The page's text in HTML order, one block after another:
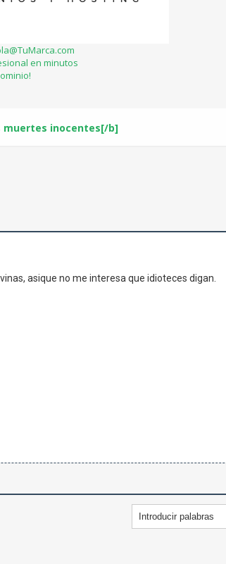
en minutos
muertes inocentes[/b]
asique no me interesa que idioteces digan.